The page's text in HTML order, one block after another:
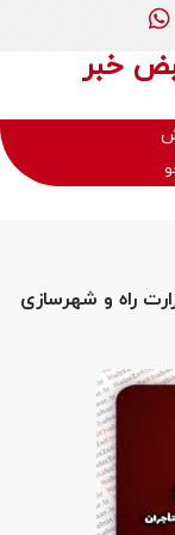
خبر
راه و‌ شهرسازی